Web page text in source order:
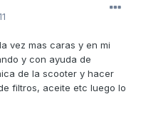
vez mas caras y en mi
y con ayuda de
de la scooter y hacer
filtros, aceite etc luego lo